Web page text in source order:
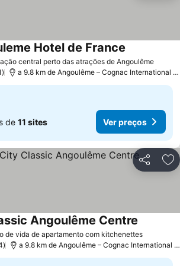
central perto das atrações de Angoulême
Hotel de France
a 9.8 km de Angoulême – Cognac International Airport
de 11 sites Ver preços
Partilhar
de vida de apartamento com kitchenettes
Angoulême Centre
a 9.8 km de Angoulême – Cognac International Airport